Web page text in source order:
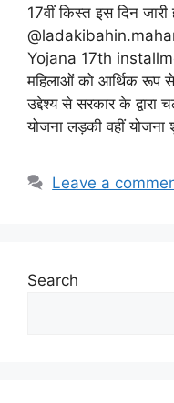
17वीं किस्त इस दिन
Yojana 17th
महिलाओं को आर्थिक रूप
उद्देश्य से सरकार के
योजना लड़की वहीं
Leave a
Search